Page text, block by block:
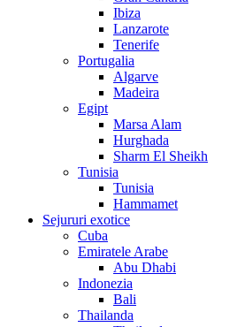
Ibiza
Lanzarote
Tenerife
Portugalia
Algarve
Madeira
Egipt
Marsa Alam
Hurghada
Sharm El Sheikh
Tunisia
Tunisia
Hammamet
Sejururi exotice
Cuba
Emiratele Arabe
Abu Dhabi
Indonezia
Bali
Thailanda